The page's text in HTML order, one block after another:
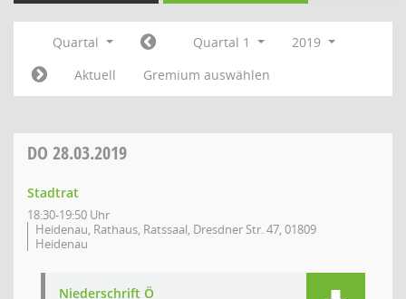
Quartal Quartal 1
2019
Aktuell
Gremium auswählen
DO 28.03.2019
Stadtrat
18:30-19:50 Uhr
Heidenau, Rathaus, Ratssaal, Dresdner Str. 47, 01809
Heidenau
Niederschrift Ö